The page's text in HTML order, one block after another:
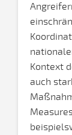
Kontext
auch